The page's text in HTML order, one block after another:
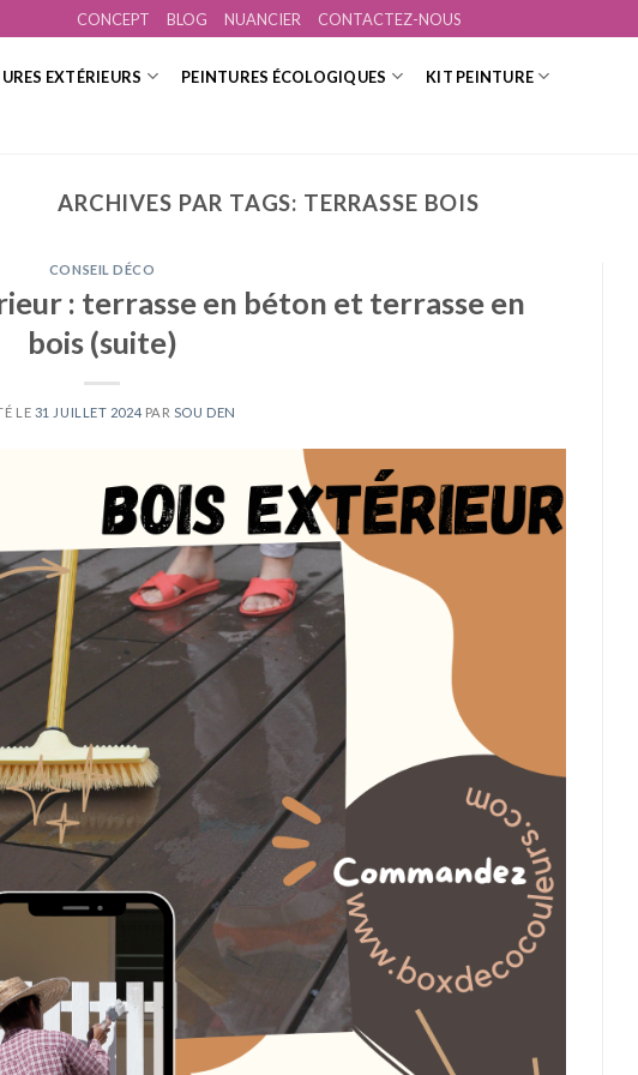
CONCEPT BLOG NUANCIER CONTACTEZ-NOUS
EXTÉRIEURS PEINTURES ÉCOLOGIQUES
KIT PEINTURE
ARCHIVES PAR TAGS: TERRASSE BOIS
CONSEIL DÉCO
: terrasse en béton et terrasse en
bois (suite)
LE 31 JUILLET 2024 PAR SOU DEN